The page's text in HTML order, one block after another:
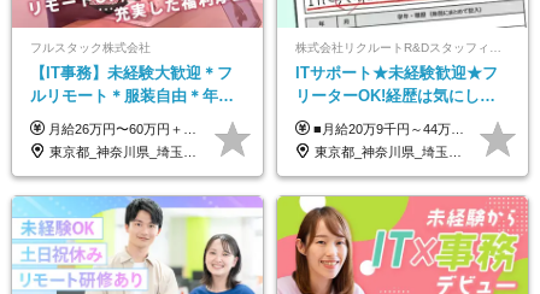
フルスタック株式会社
【IT事務】未経験大歓迎＊フ
ルリモート＊服装自由＊年休
125日以上＊残業なし＊月給26
万円以上
月給26万円〜60万円＋諸手当＋インセンティブ（２種）＋賞与 ★Point 設立から9ヶ月で全社員2万円の昇給実績 ※成果はしっかりと還元いたします！ ★Point 100％年収UPでの待遇提示も可能！ ※経験者であれば、100％年収アップも実現可能です。 ※試用期間最大2ヶ月/月給22万円〜
東京都_神奈川県_埼玉県_千葉県_茨城県
ITサポート★未経験歓迎★フ
リーターOK!経歴は気にしな
くて大丈夫★超大手リクルー
トグループの正社員/sg
■月給20万9千円～44万円 ※経験・能力・前給を考慮の上、決定いたします ※時間外手当100％支給 ※派遣就業先が変更となる場合には、就業規則、労使協定等に基づき賃金が変更となる可能性があります 「とにかく私生活重視」「残業があっても稼ぎたい」といった希望も配属の際に考慮します。 ＜手当＞ ■職務担当手当 ■通勤手当（上限月3万円） ■残業手当（全額支給） ■住宅手当（5割を会社負担／就業規則に定めるところによる） ■扶養手当 ■別居手当 ■資格試験受講料補助（資格ごとに社内規定により決定） ■資格取得奨励金 （資格により2万円～20万円の祝金支給） ◎一例 ・基本情報技術者（5万円） ・プロジェクトマネージャー試験（10万円） ・応用情報技術者試験（10万円） ・ITストラテジスト試験（10万円） ・エンベデッドシステムスペシャリスト試験（10万円） ・ディジタル技術検定（情報1級：10万円、制御1級：10万円、情報2級、制御2級：5万円 ・TOEIC（R）テスト（600～729点：5万円、 730～799点：10万円、800点以上：15万円） など
東京都_神奈川県_埼玉県_千葉県_大阪府_愛知県_青森県_岩手県_宮城県_秋田県_山形県_福島県_茨城県_栃木県_群馬県_山梨県_長野県_福井県_静岡県_岐阜県_三重県_兵庫県_京都府_滋賀県_奈良県_広島県_岡山県_山口県_香川県_福岡県_熊本県_佐賀県_長崎県_大分県_宮崎県_鹿児島県